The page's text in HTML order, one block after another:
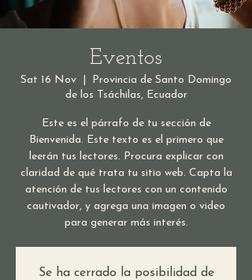
Eventos
Sat 16 Nov
Provincia de Santo Domingo
de los Tsáchilas, Ecuador
Este es el párrafo de tu sección de
Bienvenida. Este texto es el primero que
leerán tus lectores. Procura explicar con
claridad de qué trata tu sitio web. Capta la
atención de tus lectores con un contenido
cautivador, y agrega una imagen o video
para generar más interés.
Se ha cerrado la posibilidad de